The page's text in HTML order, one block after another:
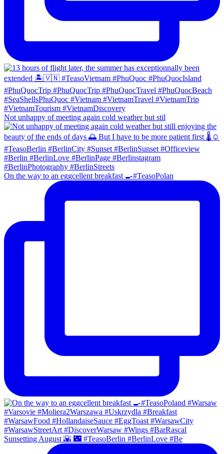
Not unhappy of meeting again cold weather but stil
On the way to an eggcellent breakfast 🍳#TeasoPolan
Sunsetting August 🌇 🌃 #TeasoBerlin #BerlinLove #Be